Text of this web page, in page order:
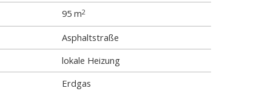
95 m2
Asphaltstraße
lokale Heizung
Erdgas